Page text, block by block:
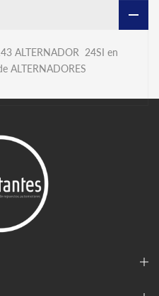
ALTERNADOR 24SI en
ALTERNADORES